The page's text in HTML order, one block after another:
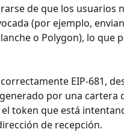
de que los usuarios
(por ejemplo,
o Polygon), lo que
EIP-681,
por una cartera
token que está
de recepción.